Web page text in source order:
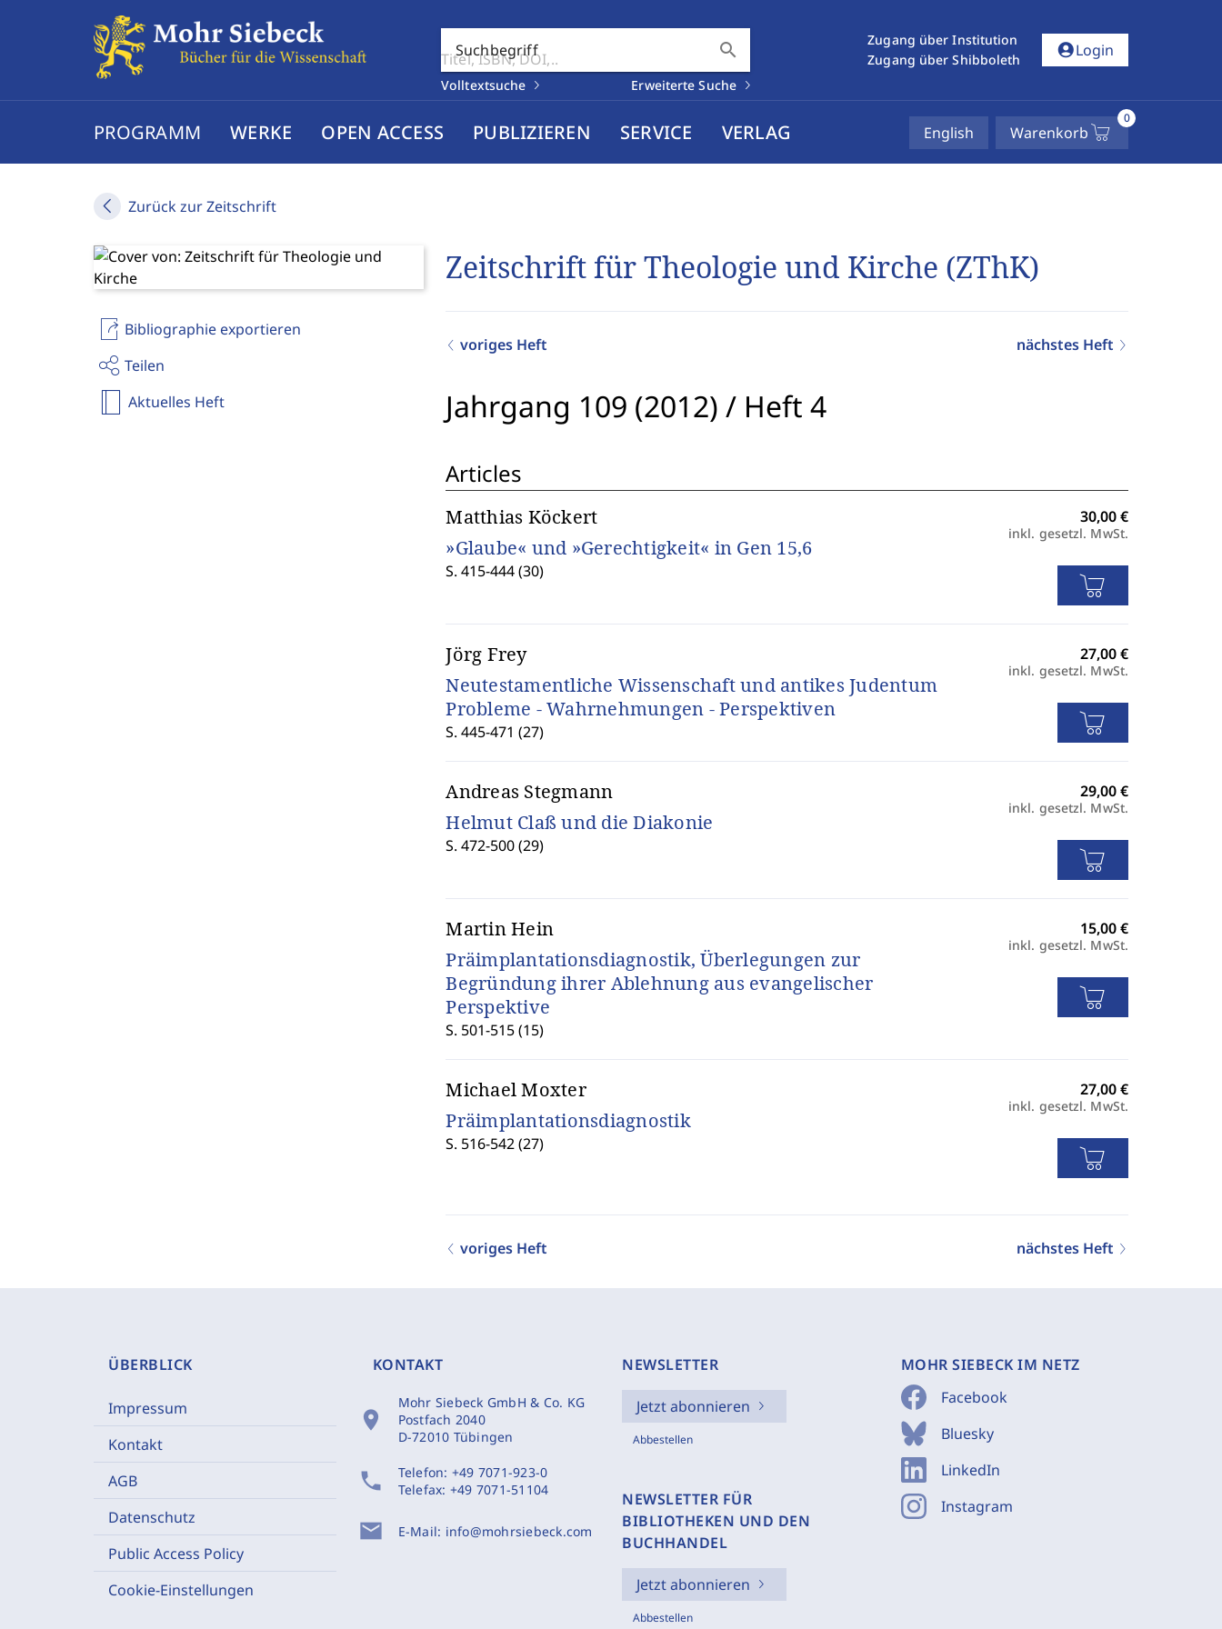
Suchbegriff search
Volltextsuche Erweiterte Suche
Zugang über Institution
Zugang über Shibboleth
account_circleLogin
PROGRAMM WERKE OPEN ACCESS PUBLIZIEREN SERVICE VERLAG English Warenkorb
0
Zurück zur Zeitschrift
Bibliographie exportieren
Teilen
Aktuelles Heft
Zeitschrift für Theologie und Kirche (ZThK)
voriges Heft nächstes Heft
Jahrgang 109 (2012) / Heft 4
Articles
Matthias Köckert
»Glaube« und »Gerechtigkeit« in Gen 15,6
S. 415-444 (30)
inkl. gesetzl. MwSt.
Jörg Frey
Neutestamentliche Wissenschaft und antikes Judentum
Probleme - Wahrnehmungen - Perspektiven
S. 445-471 (27)
inkl. gesetzl. MwSt.
Andreas Stegmann
Helmut Claß und die Diakonie
S. 472-500 (29)
inkl. gesetzl. MwSt.
Martin Hein
Präimplantationsdiagnostik, Überlegungen zur
Begründung ihrer Ablehnung aus evangelischer
Perspektive
S. 501-515 (15)
inkl. gesetzl. MwSt.
Michael Moxter
Präimplantationsdiagnostik
S. 516-542 (27)
inkl. gesetzl. MwSt.
voriges Heft nächstes Heft
ÜBERBLICK
Impressum
Kontakt
AGB
Datenschutz
Public Access Policy
Cookie-Einstellungen
KONTAKT
location_on
Mohr Siebeck GmbH & Co. KG
Postfach 2040
D-72010 Tübingen
phone Telefon: +49 7071-923-0
Telefax: +49 7071-51104
mail E-Mail: info@mohrsiebeck.com
NEWSLETTER
Jetzt abonnieren
Abbestellen
NEWSLETTER FÜR
BIBLIOTHEKEN UND DEN
BUCHHANDEL
Jetzt abonnieren
Abbestellen
MOHR SIEBECK IM NETZ
Facebook
Bluesky
LinkedIn
Instagram